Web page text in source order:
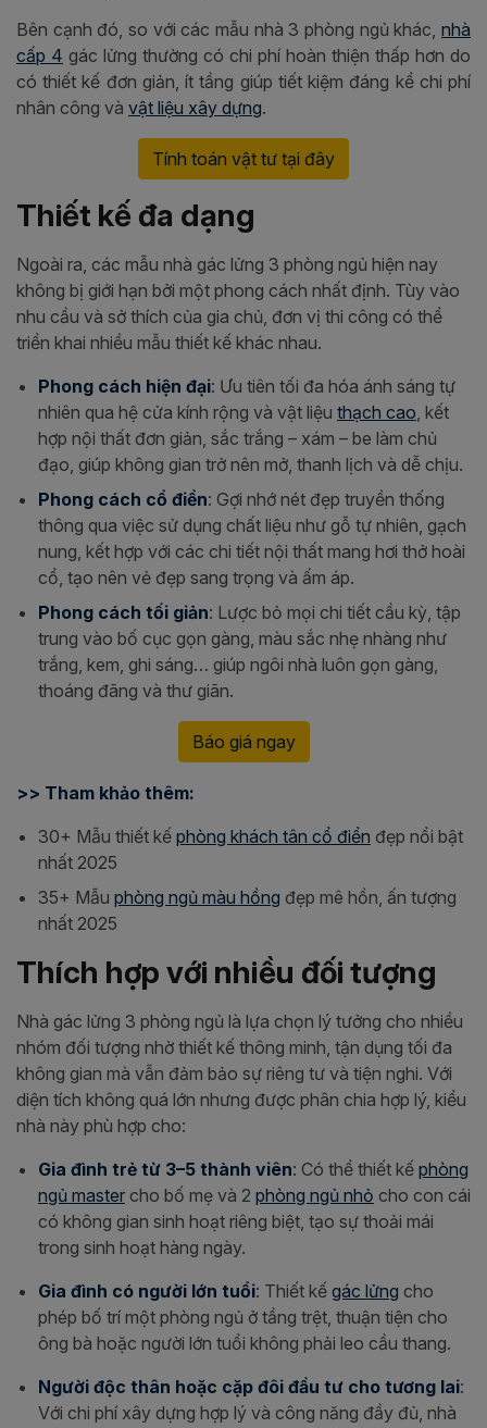
Bên cạnh đó, so với các mẫu nhà 3 phòng ngủ khác, nhà
cấp 4 gác lửng thường có chi phí hoàn thiện thấp hơn do
có thiết kế đơn giản, ít tầng giúp tiết kiệm đáng kể chi phí
nhân công và vật liệu xây dựng.
Tính toán vật tư tại đây
Thiết kế đa dạng
Ngoài ra, các mẫu nhà gác lửng 3 phòng ngủ hiện nay
không bị giới hạn bởi một phong cách nhất định. Tùy vào
nhu cầu và sở thích của gia chủ, đơn vị thi công có thể
triển khai nhiều mẫu thiết kế khác nhau.
Phong cách hiện đại: Ưu tiên tối đa hóa ánh sáng tự
nhiên qua hệ cửa kính rộng và vật liệu thạch cao , kết
hợp nội thất đơn giản, sắc trắng – xám – be làm chủ
đạo, giúp không gian trở nên mở, thanh lịch và dễ chịu.
Phong cách cổ điển: Gợi nhớ nét đẹp truyền thống
thông qua việc sử dụng chất liệu như gỗ tự nhiên, gạch
nung, kết hợp với các chi tiết nội thất mang hơi thở hoài
cổ, tạo nên vẻ đẹp sang trọng và ấm áp.
Phong cách tối giản: Lược bỏ mọi chi tiết cầu kỳ, tập
trung vào bố cục gọn gàng, màu sắc nhẹ nhàng như
trắng, kem, ghi sáng… giúp ngôi nhà luôn gọn gàng,
thoáng đãng và thư giãn.
Báo giá ngay
>> Tham khảo thêm:
30+ Mẫu thiết kế phòng khách tân cổ điển đẹp nổi bật
nhất 2025
35+ Mẫu phòng ngủ màu hồng đẹp mê hồn, ấn tượng
nhất 2025
Thích hợp với nhiều đối tượng
Nhà gác lửng 3 phòng ngủ là lựa chọn lý tưởng cho nhiều
nhóm đối tượng nhờ thiết kế thông minh, tận dụng tối đa
không gian mà vẫn đảm bảo sự riêng tư và tiện nghi. Với
diện tích không quá lớn nhưng được phân chia hợp lý, kiểu
nhà này phù hợp cho:
Gia đình trẻ từ 3–5 thành viên: Có thể thiết kế phòng
ngủ master cho bố mẹ và 2 phòng ngủ nhỏ cho con cái
có không gian sinh hoạt riêng biệt, tạo sự thoải mái
trong sinh hoạt hàng ngày.
Gia đình có người lớn tuổi: Thiết kế gác lửng cho
phép bố trí một phòng ngủ ở tầng trệt, thuận tiện cho
ông bà hoặc người lớn tuổi không phải leo cầu thang.
Người độc thân hoặc cặp đôi đầu tư cho tương lai:
Với chi phí xây dựng hợp lý và công năng đầy đủ, nhà